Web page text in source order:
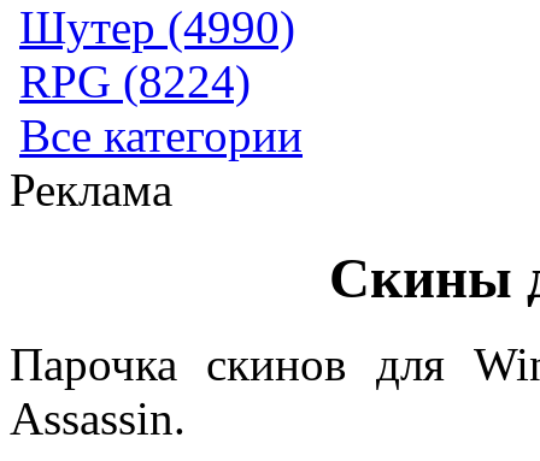
Шутер (4990)
RPG (8224)
Все категории
Реклама
Скины
Парочка скинов для
Assassin.